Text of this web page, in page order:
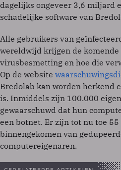
dagelijks ongeveer 3,6 miljard
schadelijke software van
Alle gebruikers van
wereldwijd krijgen de
virusbesmetting en hoe die
Op de website
Bredolab kan worden herkend
is. Inmiddels zijn 100.000
gewaarschuwd dat hun
een botnet. Er zijn tot nu toe
binnengekomen van
computereigenaren.